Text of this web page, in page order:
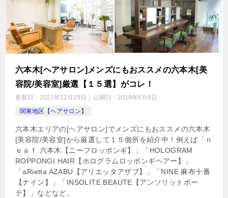
六本木[ヘアサロン]メンズにもおススメの六本木[美
容院/美容室]厳選【１５選】がコレ！
更新日： 2021年12月19日 公開日： 2019年6月8日
関東地区【ヘアサロン】
六本木エリアの[ヘアサロン]でメンズにもおススメの六本木
[美容院/美容室]から厳選して１５個所を紹介中！例えば「ｎ
ｅａｆ 六本木【ニーフロッポンギ】」「HOLOGRAM
ROPPONGI HAIR【ホログラムロッポンギヘアー】」
「aRietta AZABU【アリエッタアザブ】」「NINE 麻布十番
【ナイン】」「INSOLITE BEAUTE【アンソリットボー
テ】」などなど。